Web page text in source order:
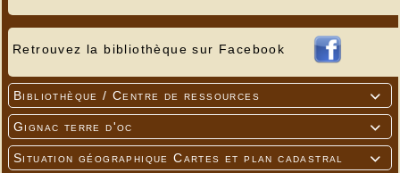
Retrouvez la bibliothèque sur Facebook

Bibliothèque / Centre de ressources

Gignac terre d'oc

Situation géographique Cartes et plan cadastral